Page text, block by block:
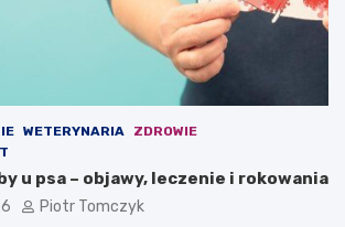
WETERYNARIA
ZDROWIE
u psa – objawy, leczenie i rokowania
Piotr Tomczyk